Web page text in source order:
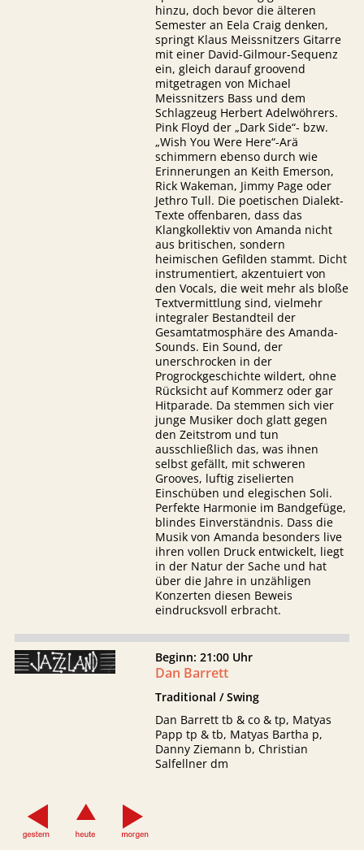
hinzu, doch bevor die älteren
Semester an Eela Craig denken,
springt Klaus Meissnitzers Gitarre
mit einer David-Gilmour-Sequenz
ein, gleich darauf groovend
mitgetragen von Michael
Meissnitzers Bass und dem
Schlagzeug Herbert Adelwöhrers.
Pink Floyd der „Dark Side“- bzw.
„Wish You Were Here“-Arä
schimmern ebenso durch wie
Erinnerungen an Keith Emerson,
Rick Wakeman, Jimmy Page oder
Jethro Tull. Die poetischen Dialekt-
Texte offenbaren, dass das
Klangkollektiv von Amanda nicht
aus britischen, sondern
heimischen Gefilden stammt. Dicht
instrumentiert, akzentuiert von
den Vocals, die weit mehr als bloße
Textvermittlung sind, vielmehr
integraler Bestandteil der
Gesamtatmosphäre des Amanda-
Sounds. Ein Sound, der
unerschrocken in der
Progrockgeschichte wildert, ohne
Rücksicht auf Kommerz oder gar
Hitparade. Da stemmen sich vier
junge Musiker doch glatt gegen
den Zeitstrom und tun
ausschließlich das, was ihnen
selbst gefällt, mit schweren
Grooves, luftig ziselierten
Einschüben und elegischen Soli.
Perfekte Harmonie im Bandgefüge,
blindes Einverständnis. Dass die
Musik von Amanda besonders live
ihren vollen Druck entwickelt, liegt
in der Natur der Sache und hat
über die Jahre in unzähligen
Konzerten diesen Beweis
eindrucksvoll erbracht.
Beginn: 21:00 Uhr
Dan Barrett
Traditional / Swing
Dan Barrett tb & co & tp, Matyas
Papp tp & tb, Matyas Bartha p,
Danny Ziemann b, Christian
Salfellner dm